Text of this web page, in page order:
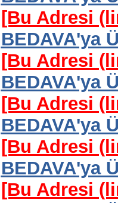
[Bu Adresi
BEDAVA'ya
[Bu Adresi
BEDAVA'ya
[Bu Adresi
BEDAVA'ya
[Bu Adresi
BEDAVA'ya
[Bu Adresi